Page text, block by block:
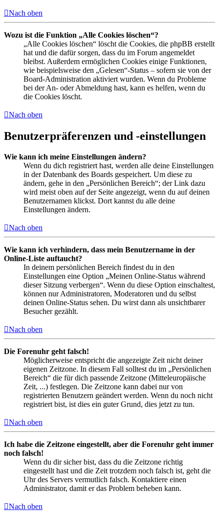
Nach oben
Wozu ist die Funktion „Alle Cookies löschen“?
„Alle Cookies löschen“ löscht die Cookies, die phpBB erstellt
hat und die dafür sorgen, dass du im Forum angemeldet
bleibst. Außerdem ermöglichen Cookies einige Funktionen,
wie beispielsweise den „Gelesen“-Status – sofern sie von der
Board-Administration aktiviert wurden. Wenn du Probleme
bei der An- oder Abmeldung hast, kann es helfen, wenn du
die Cookies löscht.
Nach oben
Benutzerpräferenzen und -einstellungen
Wie kann ich meine Einstellungen ändern?
Wenn du dich registriert hast, werden alle deine Einstellungen
in der Datenbank des Boards gespeichert. Um diese zu
ändern, gehe in den „Persönlichen Bereich“; der Link dazu
wird meist oben auf der Seite angezeigt, wenn du auf deinen
Benutzernamen klickst. Dort kannst du alle deine
Einstellungen ändern.
Nach oben
Wie kann ich verhindern, dass mein Benutzername in der
Online-Liste auftaucht?
In deinem persönlichen Bereich findest du in den
Einstellungen eine Option „Meinen Online-Status während
dieser Sitzung verbergen“. Wenn du diese Option einschaltest,
können nur Administratoren, Moderatoren und du selbst
deinen Online-Status sehen. Du wirst dann als unsichtbarer
Besucher gezählt.
Nach oben
Die Forenuhr geht falsch!
Möglicherweise entspricht die angezeigte Zeit nicht deiner
eigenen Zeitzone. In diesem Fall solltest du im „Persönlichen
Bereich“ die für dich passende Zeitzone (Mitteleuropäische
Zeit, ...) festlegen. Die Zeitzone kann dabei nur von
registrierten Benutzern geändert werden. Wenn du noch nicht
registriert bist, ist dies ein guter Grund, dies jetzt zu tun.
Nach oben
Ich habe die Zeitzone eingestellt, aber die Forenuhr geht immer
noch falsch!
Wenn du dir sicher bist, dass du die Zeitzone richtig
eingestellt hast und die Zeit trotzdem noch falsch ist, geht die
Uhr des Servers vermutlich falsch. Kontaktiere einen
Administrator, damit er das Problem beheben kann.
Nach oben